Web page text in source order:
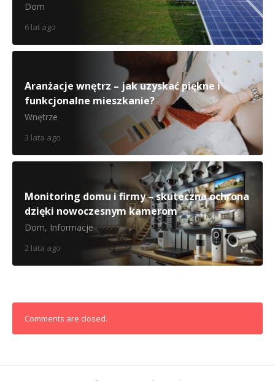
Dom
6 lat ago
Aranżacje wnętrz – jak uzyskać piękne i
funkcjonalne mieszkanie?
Wnętrze
3 lata ago
Monitoring domu i firmy – skuteczna ochrona
dzięki nowoczesnym kamerom
Dom, Informacje
2 lata ago
Comments are closed.